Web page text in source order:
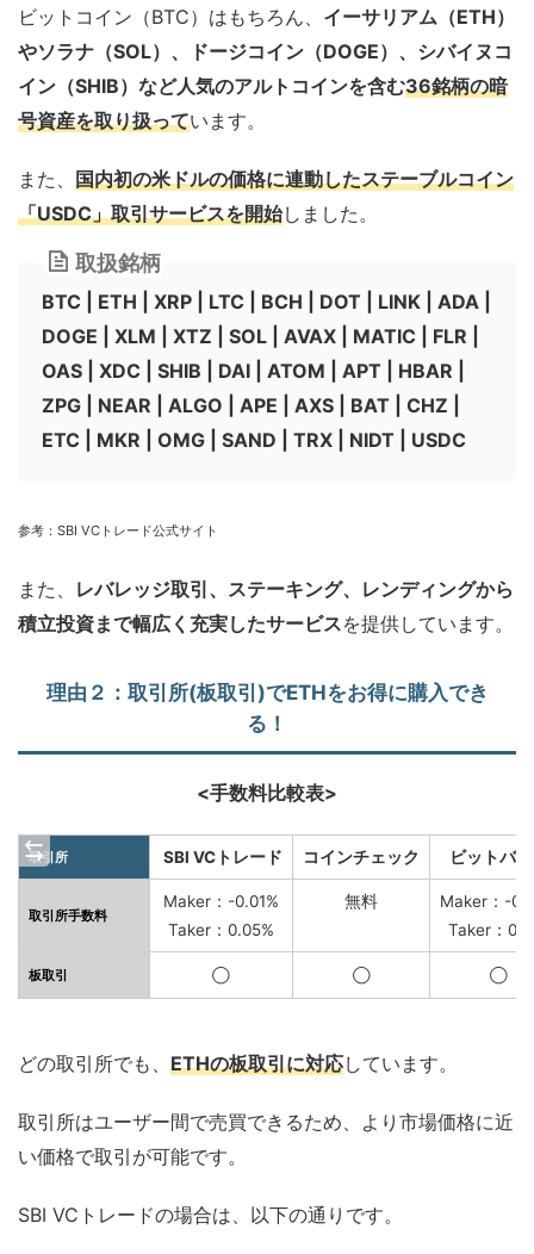
ビットコイン（BTC）はもちろん、 イーサリアム（ETH）
やソラナ（SOL）、ドージコイン（DOGE）、シバイヌコ
イン（SHIB）など人気のアルトコインを含む36銘柄の暗
号資産を取り扱っています。
また、 国内初の米ドルの価格に連動したステーブルコイン
「USDC」取引サービスを開始しました。
取扱銘柄
BTC | ETH | XRP | LTC | BCH | DOT | LINK | ADA |
DOGE | XLM | XTZ | SOL | AVAX | MATIC | FLR |
OAS | XDC | SHIB | DAI | ATOM | APT | HBAR |
ZPG | NEAR | ALGO | APE | AXS | BAT | CHZ |
ETC | MKR | OMG | SAND | TRX | NIDT | USDC
参考： SBI VC トレード公式サイト
また、 レバレッジ取引、ステーキング、レンディングから
積立投資まで幅広く充実したサービスを提供しています。
理由２： 取引所(板取引)でETHをお得に購入でき
る！
<手数料比較表>
取引所 SBI VCトレード コインチェック ビットバ
取引所手数料
Maker：-0.01%
Taker：0.05%
無料
Maker：-
Taker：
板取引 ◯ ◯ ◯
どの取引所でも、 ETHの板取引に対応しています。
取引所はユーザー間で売買できるため、より市場価格に近
い価格で取引が可能です。
SBI VCトレードの場合は、以下の通りです。